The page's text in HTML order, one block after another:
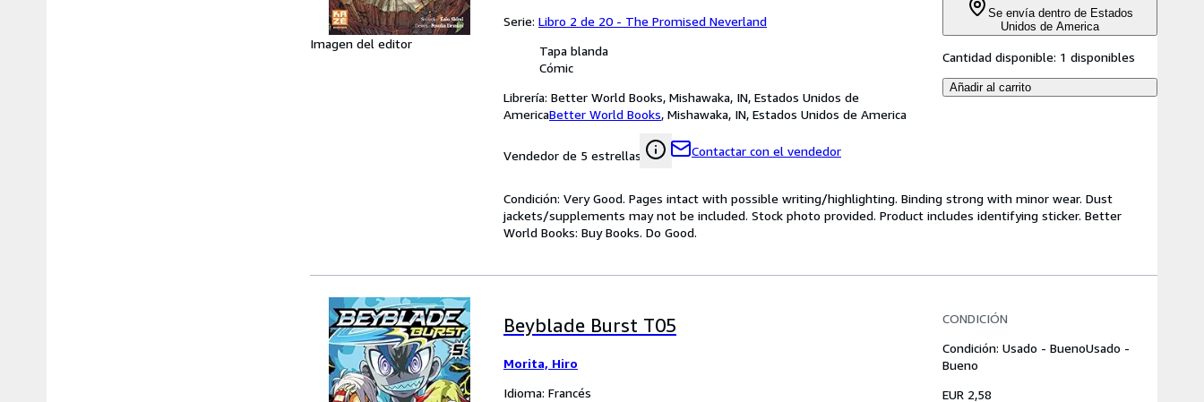
Imagen del editor
Serie: Libro 2 de 20 - The Promised Neverland
Tapa blanda
Cómic
Librería: Better World Books, Mishawaka, IN, Estados Unidos de
AmericaBetter World Books, Mishawaka, IN, Estados Unidos de America
Vendedor de 5 estrellas Contactar con el vendedor
Se envía dentro de Estados
Unidos de America
Cantidad disponible: 1 disponibles
Añadir al carrito
Condición: Very Good. Pages intact with possible writing/highlighting. Binding strong with minor wear. Dust
jackets/supplements may not be included. Stock photo provided. Product includes identifying sticker. Better
World Books: Buy Books. Do Good.
Beyblade Burst T05
Morita, Hiro
Idioma: Francés
CONDICIÓN
Condición: Usado - BuenoUsado -
Bueno
EUR 2,58